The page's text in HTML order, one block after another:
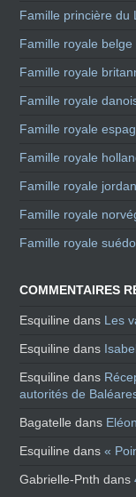
Famille princière du
Famille royale belge
Famille royale
Famille royale
Famille royale
Famille royale
Famille royale
Famille royale
Famille royale
COMMENTAIRES
Esquiline dans Les
Esquiline dans
Esquiline dans
autorités de
Bagatelle dans
Esquiline dans«
Gabrielle-Pnth dans